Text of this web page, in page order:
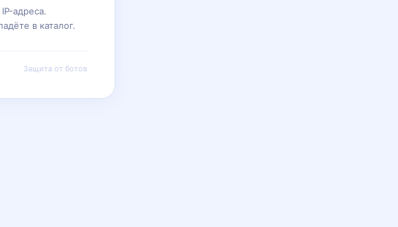
адреса.
в каталог.
Защита от ботов